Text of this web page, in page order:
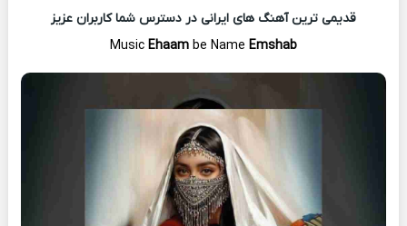
قدیمی ترین آهنگ های ایرانی در دسترس شما کاربران عزیز
Music Ehaam be Name Emshab